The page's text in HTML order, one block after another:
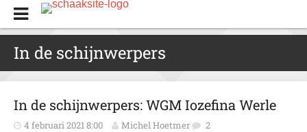
In de schijnwerpers
In de schijnwerpers: WGM Iozefina Werle
4 februari 2021 8:00 Michel Hoetmer 2